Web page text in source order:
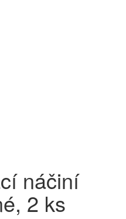
náčiní
2 ks